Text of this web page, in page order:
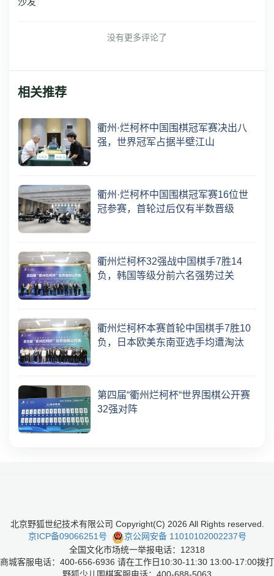
没有更多评论了
相关推荐
衢州·烂柯杯中国围棋冠军赛决出八
强，世界冠军占据半壁江山
衢州·烂柯杯中国围棋冠军赛16位世
冠参赛，首轮过后仅有半数晋级
衢州烂柯杯32强战中国棋手7胜14
负，韩国等级分前六名强势过关
衢州烂柯杯本赛首轮中国棋手7胜10
负，日本欧美东南亚选手均遭淘汰
第四届“衢州烂柯杯“世界围棋公开赛
32强对阵
北京野狐世纪技术有限公司 Copyright(C) 2026 All Rights reserved.
京ICP备09066251号
京公网安备 11010102002237号
全国文化市场统一举报电话：12318
商城客服电话：400-656-6936 请在工作日10:30-11:30 13:00-17:00拨打
野狐少儿围棋客服电话：400-688-5063